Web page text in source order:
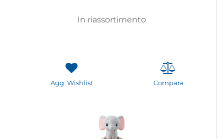
In riassortimento
Agg. Wishlist Compara